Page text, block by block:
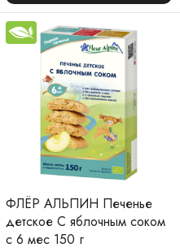
ФЛЁР АЛЬПИН Печенье
детское С яблочным соком
с 6 мес 150 г